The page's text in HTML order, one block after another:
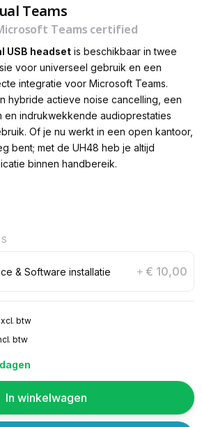
Teams
Teams certified
USB headsetis beschikbaar in twee
voor universeel gebruik en een
integratie voor Microsoft Teams.
hybride actieve noise cancelling, een
en indrukwekkende audioprestaties
Of je nu werkt in een open kantoor,
bent; met de UH48 heb je altijd
binnen handbereik.
& Software installatie + € 10,00
btw
btw
In winkelwagen